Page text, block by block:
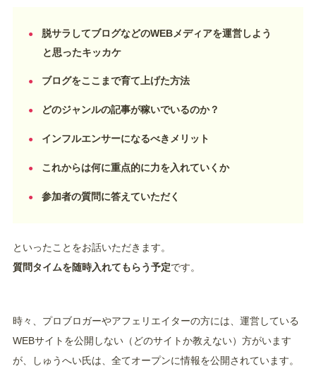
脱サラしてブログなどのWEBメディアを運営しよう
と思ったキッカケ
ブログをここまで育て上げた方法
どのジャンルの記事が稼いでいるのか？
インフルエンサーになるべきメリット
これからは何に重点的に力を入れていくか
参加者の質問に答えていただく
といったことをお話いただきます。
質問タイムを随時入れてもらう予定です。
時々、プロブロガーやアフェリエイターの方には、運営している
WEBサイトを公開しない（どのサイトか教えない）方がいます
が、しゅうへい氏は、全てオープンに情報を公開されています。